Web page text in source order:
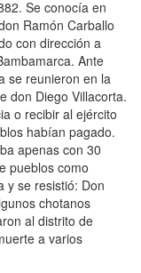
Se conocía en
Ramón Carballo
con dirección a
Ante
se reunieron en la
don Diego Villacorta.
o recibir al ejército
habían pagado.
apenas con 30
pueblos como
y se resistió: Don
chotanos
al distrito de
a varios